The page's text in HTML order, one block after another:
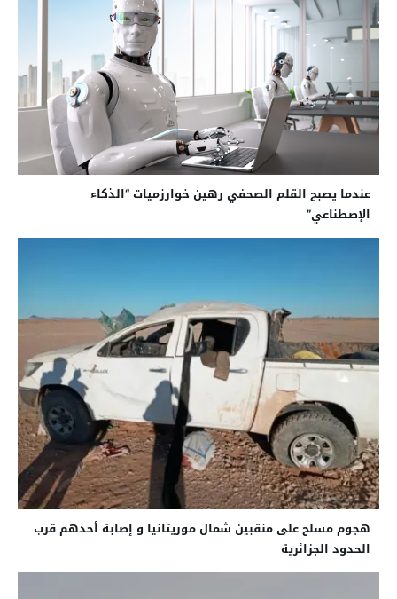
عندما يصبح القلم الصحفي رهين خوارزميات “الذكاء
الإصطناعي”
هجوم مسلح على منقبين شمال موريتانيا و إصابة أحدهم قرب
الحدود الجزائرية